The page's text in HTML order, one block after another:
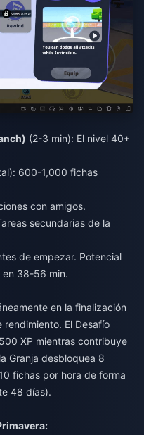
(2-3 min): El nivel 40+
600-1,000 fichas
con amigos.
secundarias de la
de empezar. Potencial
38-56 min.
en la finalización
El Desafío
XP mientras contribuye
Granja desbloquea 8
fichas por hora de forma
48 días).